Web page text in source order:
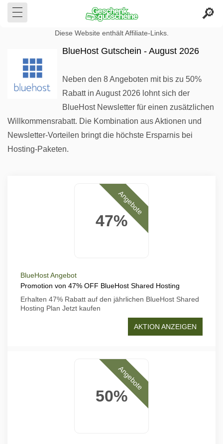
Diese Website enthält Affiliate-Links.
BlueHost Gutschein - August 2026
Neben den 8 Angeboten mit bis zu 50%
Rabatt in August 2026 lohnt sich der
BlueHost Newsletter für einen zusätzlichen
Willkommensrabatt. Die Kombination aus Aktionen und
Newsletter-Vorteilen bringt die höchste Ersparnis bei
Hosting-Paketen.
47%
Angebote
BlueHost Angebot
Promotion von 47% OFF BlueHost Shared Hosting
Erhalten 47% Rabatt auf den jährlichen BlueHost Shared
Hosting Plan Jetzt kaufen
AKTION ANZEIGEN
50%
Angebote